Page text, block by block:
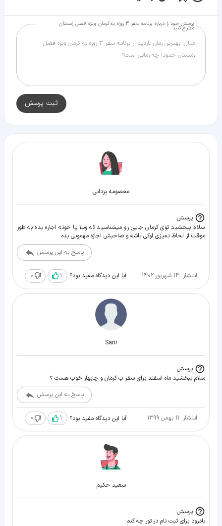
پرسش خود را درباره برنامه سفر 3 روزه به کرمان ویژه فصل زمستان
مطرح کنید
ثبت پرسش
معصومه یزدانی
پرسش:
سلام ببخشید توی کرمان جایی رو میشناسید که ویلا یا خونه اجاره بده به طور
موقت از لحاظ تمیزی اوکی باشه و صاحبش اجازه مهمونی بده
پاسخ به این پرسش
انتشار: 14 شهریور 1402 آیا این دیدگاه مفید بود؟ 1
0
Sarir
پرسش:
سلام ببخشید ماه اسفند برای سفر ب کرمان و چابهار خوب هست ؟
پاسخ به این پرسش
انتشار: 11 بهمن 1399 آیا این دیدگاه مفید بود؟ 1
0
سعید حکیم
پرسش:
بادرود برای ثبت نام در تور چه کنم